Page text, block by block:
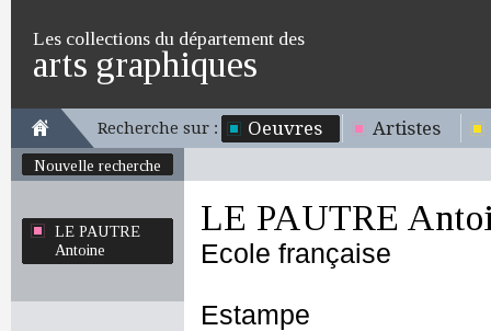
Les collections du département des
arts graphiques
Recherche sur : Oeuvres Artistes
Nouvelle recherche
LE PAUTRE
Antoine
LE PAUTRE
Ecole française
Estampe